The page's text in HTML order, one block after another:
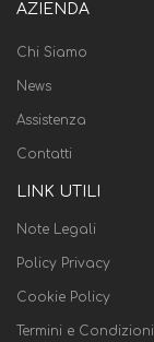
AZIENDA
Chi Siamo
News
Assistenza
Contatti
LINK UTILI
Note Legali
Policy Privacy
Cookie Policy
Termini e Condizioni